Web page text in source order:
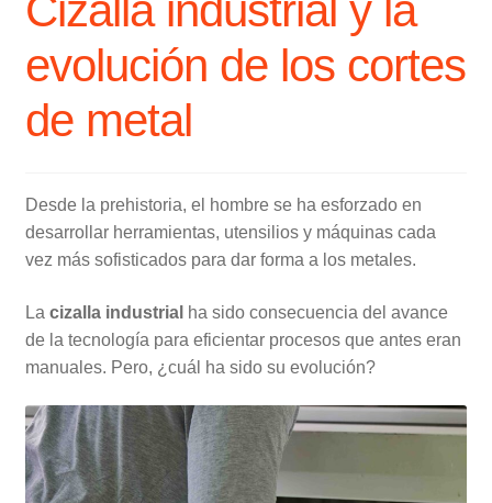
evolución de los cortes
de metal
Desde la prehistoria, el hombre se ha esforzado en
desarrollar herramientas, utensilios y máquinas cada
vez más sofisticados para dar forma a los metales.
La cizalla industrial ha sido consecuencia del avance
de la tecnología para eficientar procesos que antes eran
manuales. Pero, ¿cuál ha sido su evolución?